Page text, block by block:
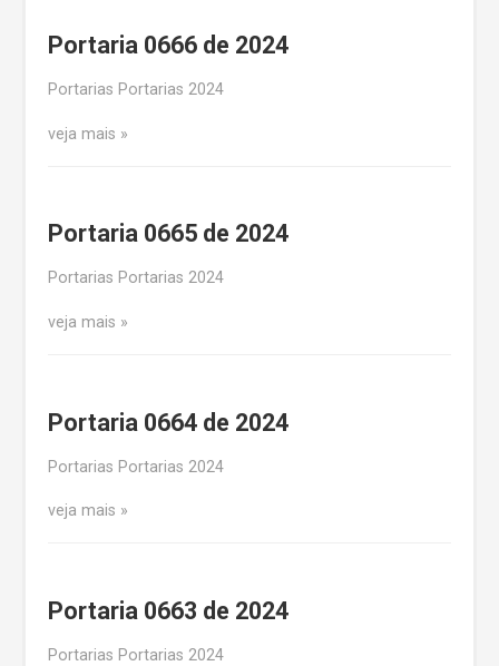
Portaria 0666 de 2024
Portarias Portarias 2024
veja mais
Portaria 0665 de 2024
Portarias Portarias 2024
veja mais
Portaria 0664 de 2024
Portarias Portarias 2024
veja mais
Portaria 0663 de 2024
Portarias Portarias 2024